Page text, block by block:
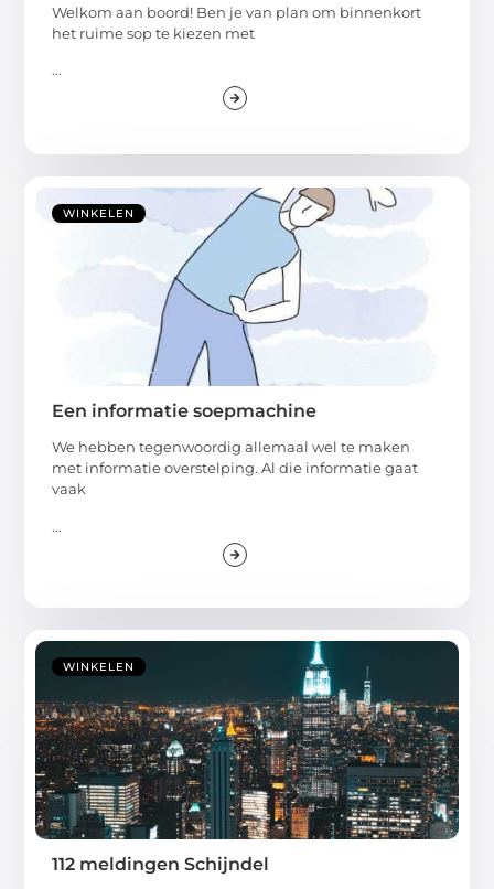
Welkom aan boord! Ben je van plan om binnenkort
het ruime sop te kiezen met
...
WINKELEN
Een informatie soepmachine
We hebben tegenwoordig allemaal wel te maken
met informatie overstelping. Al die informatie gaat
vaak
...
WINKELEN
112 meldingen Schijndel